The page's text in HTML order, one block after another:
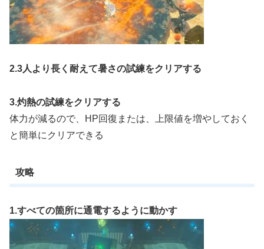
2.3人より長く耐えて暑さの試練をクリアする
3.灼熱の試練をクリアする
体力が減るので、HP回復または、上限値を増やしておく
と簡単にクリアできる
攻略
1.すべての箇所に通電するように動かす